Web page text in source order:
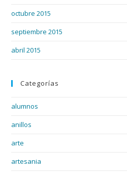
octubre 2015
septiembre 2015
abril 2015
Categorías
alumnos
anillos
arte
artesania